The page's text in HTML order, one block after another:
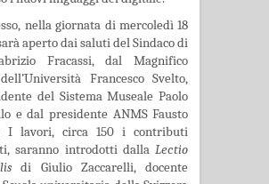
nella giornata di mercoledì 18
aperto dai saluti del Sindaco di
Fracassi, dal Magnifico
Francesco Svelto,
del Sistema Museale Paolo
e dal presidente ANMS Fausto
I lavori, circa 150 i contributi
saranno introdotti dalla Lectio
di Giulio Zaccarelli, docente